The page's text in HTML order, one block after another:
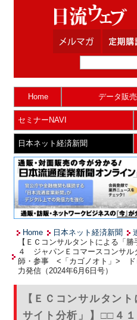
Home データ販
セミナーNAVI
日本ネット経済新聞
Home 日本ネット経済新聞
【ＥＣコンサルタントによる「
４ ジャパンＥコマースコンサ
師・参事 <「カゴノオト」> ド
力発信（2024年6月6日号）
【ＥＣコンサルタン
サイト分析」】□□４